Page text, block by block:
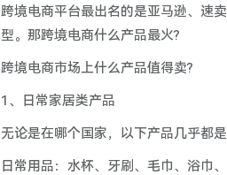
跨境电商平台最出名的是亚马逊、速
型。那跨境电商什么产品最火?
跨境电商市场上什么产品值得卖?
1、日常家居类产品
无论是在哪个国家，以下产品几乎都是
日常用品：水杯、牙刷、毛巾、浴巾